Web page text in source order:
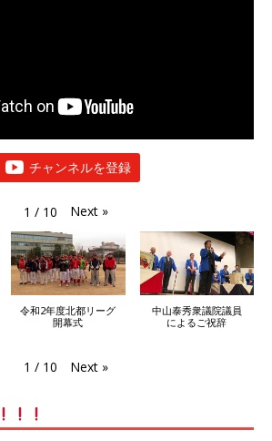
チャンネルを登録
1 / 10 Next »
令和2年度北都リーグ
開幕式
中山泰秀衆議院議員
によるご祝辞
1 / 10 Next »